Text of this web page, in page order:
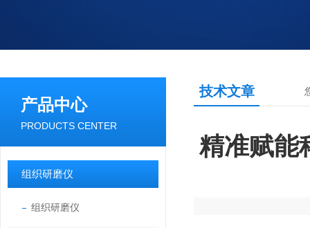
产品中心
PRODUCTS CENTER
组织研磨仪
组织研磨仪
技术文章
精准赋能